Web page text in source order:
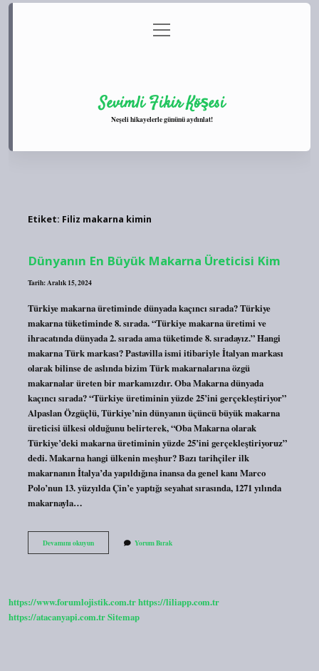
Gizlilik Politikası
menüyü
aç
Sevimli Fikir Köşesi
Neşeli hikayelerle gününü aydınlat!
Etiket: Filiz makarna kimin
Dünyanın En Büyük Makarna Üreticisi Kim
Tarih: Aralık 15, 2024
Türkiye makarna üretiminde dünyada kaçıncı sırada? Türkiye
makarna tüketiminde 8. sırada. “Türkiye makarna üretimi ve
ihracatında dünyada 2. sırada ama tüketimde 8. sıradayız.” Hangi
makarna Türk markası? Pastavilla ismi itibariyle İtalyan markası
olarak bilinse de aslında bizim Türk makarnalarına özgü
makarnalar üreten bir markamızdır. Oba Makarna dünyada
kaçıncı sırada? “Türkiye üretiminin yüzde 25’ini gerçekleştiriyor”
Alpaslan Özgüçlü, Türkiye’nin dünyanın üçüncü büyük makarna
üreticisi ülkesi olduğunu belirterek, “Oba Makarna olarak
Türkiye’deki makarna üretiminin yüzde 25’ini gerçekleştiriyoruz”
dedi. Makarna hangi ülkenin meşhur? Bazı tarihçiler ilk
makarnanın İtalya’da yapıldığına inansa da genel kanı Marco
Polo’nun 13. yüzyılda Çin’e yaptığı seyahat sırasında, 1271 yılında
makarnayla…
Devamını okuyunDünyanın
En
Yorum Bırak
https://www.forumlojistik.com.trhttps://liliapp.com.tr
https://atacanyapi.com.trSitemap